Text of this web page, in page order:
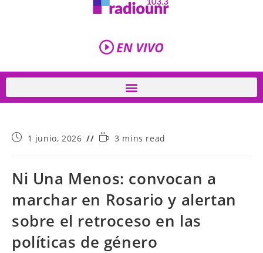
1 junio, 2026 3 mins read
Ni Una Menos: convocan a
marchar en Rosario y alertan
sobre el retroceso en las
políticas de género